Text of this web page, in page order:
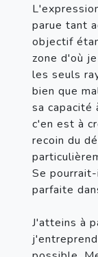
parue tant
objectif
zone d'où
les seuls
bien que
sa capacité
c'en est à
recoin du
Se
parfaite
J'atteins à